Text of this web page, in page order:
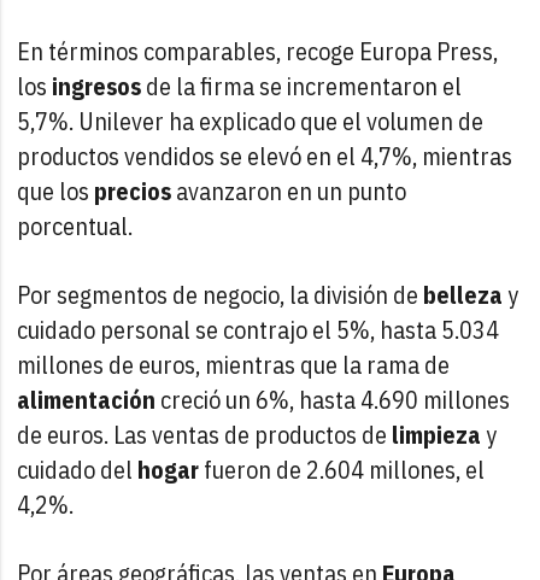
En términos comparables, recoge Europa Press,
los ingresosde la firma se incrementaron el
5,7%. Unilever ha explicado que el volumen de
productos vendidos se elevó en el 4,7%, mientras
que los preciosavanzaron en un punto
porcentual.
Por segmentos de negocio, la división de bellezay
cuidado personal se contrajo el 5%, hasta 5.034
millones de euros, mientras que la rama de
alimentación creció un 6%, hasta 4.690 millones
de euros. Las ventas de productos de limpiezay
cuidado del hogarfueron de 2.604 millones, el
4,2%.
Por áreas geográficas, las ventas en Europa